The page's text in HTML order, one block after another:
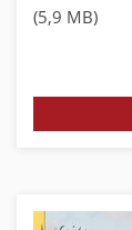
(5,9 MB)